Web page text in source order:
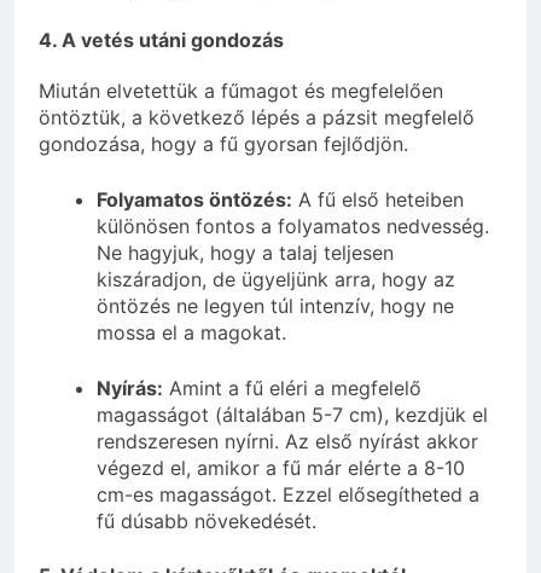
4. A vetés utáni gondozás
Miután elvetettük a fűmagot és megfelelően
öntöztük, a következő lépés a pázsit megfelelő
gondozása, hogy a fű gyorsan fejlődjön.
Folyamatos öntözés: A fű első heteiben
különösen fontos a folyamatos nedvesség.
Ne hagyjuk, hogy a talaj teljesen
kiszáradjon, de ügyeljünk arra, hogy az
öntözés ne legyen túl intenzív, hogy ne
mossa el a magokat.
Nyírás: Amint a fű eléri a megfelelő
magasságot (általában 5-7 cm), kezdjük el
rendszeresen nyírni. Az első nyírást akkor
végezd el, amikor a fű már elérte a 8-10
cm-es magasságot. Ezzel elősegítheted a
fű dúsabb növekedését.